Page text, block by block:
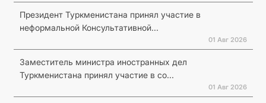
Президент Туркменистана принял участие в
неформальной Консультативной...
01 Авг 2026
Заместитель министра иностранных дел
Туркменистана принял участие в со...
01 Авг 2026